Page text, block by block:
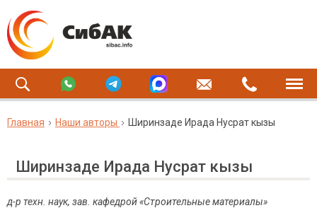
Главная Наши авторы Ширинзаде Ирада Нусрат кызы
Ширинзаде Ирада Нусрат кызы
д-р техн. наук, зав. кафедрой «Строительные материалы»